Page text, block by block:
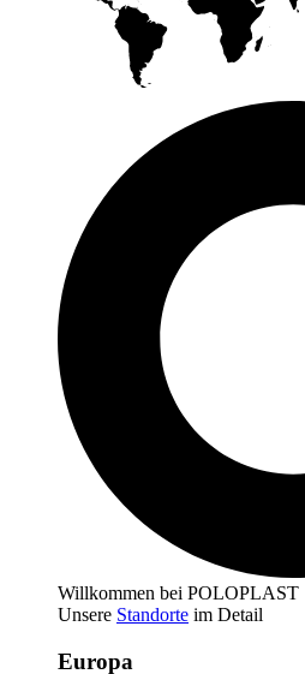
Willkommen bei POLOPLAST
Unsere Standorte im Detail
Europa